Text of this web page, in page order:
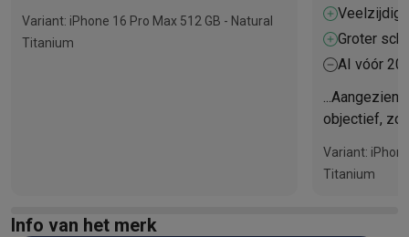
Variant: iPhone 16 Pro Max 512 GB - Natural
Titanium
het maken
tot de
Groter
AI vóór
...Aangezien
objectief,
Variant:
Titanium
Info van het merk